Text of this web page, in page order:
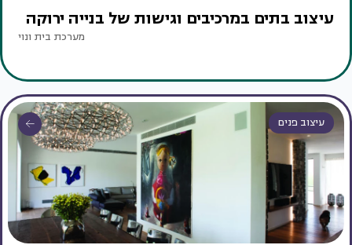
עיצוב בתים במרכיבים וגישות של בנייה ירוקה
מערכת בית ונוי
עיצוב פנים